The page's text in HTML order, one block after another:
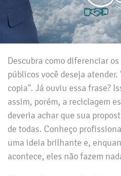
Descubra como diferenciar
públicos você deseja
copia''. Já ouviu essa frase?
assim, porém, a reciclagem
deveria achar que sua
de todas. Conheço
uma ideia brilhante e,
acontece, eles não fazem